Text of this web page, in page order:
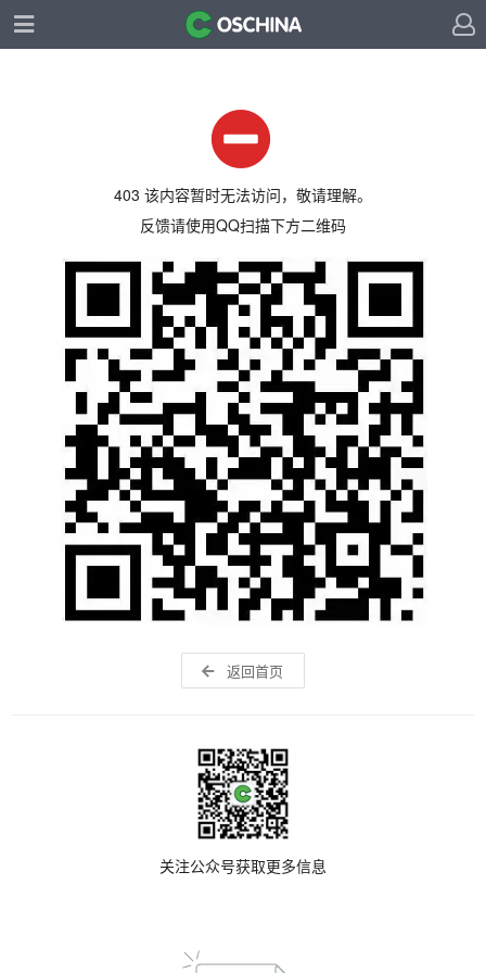
403 该内容暂时无法访问，敬请理解。
反馈请使用QQ扫描下方二维码
返回首页
关注公众号获取更多信息